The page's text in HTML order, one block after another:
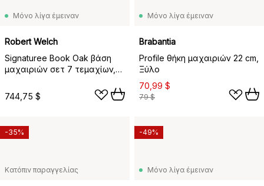
Μόνο λίγα έμειναν
Robert Welch
Signaturee Book Oak βάση
μαχαιριών σετ 7 τεμαχίων,
744,75 $
Μόνο λίγα έμειναν
Brabantia
Profile θήκη μαχαιριών 22 cm,
Ξύλο
70,99 $
79 $
Κατόπιν παραγγελίας
-35%
Μόνο λίγα έμειναν
-49%